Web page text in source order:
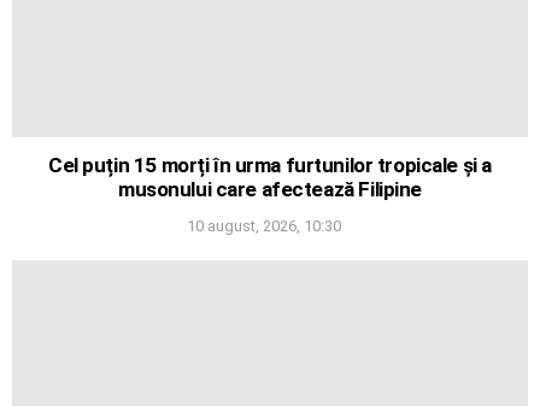
Cel puțin 15 morți în urma furtunilor tropicale și a
musonului care afectează Filipine
10 august, 2026, 10:30